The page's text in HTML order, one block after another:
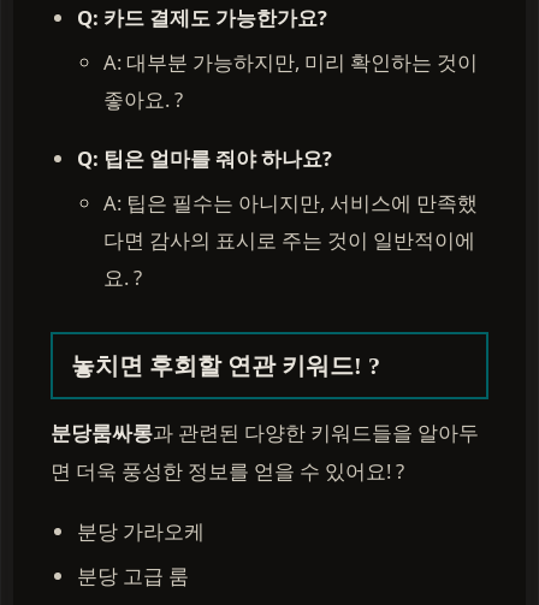
Q: 카드 결제도 가능한가요?
A: 대부분 가능하지만, 미리 확인하는 것이
좋아요. ?
Q: 팁은 얼마를 줘야 하나요?
A: 팁은 필수는 아니지만, 서비스에 만족했
다면 감사의 표시로 주는 것이 일반적이에
요. ?
놓치면 후회할 연관 키워드! ?
분당룸싸롱과 관련된 다양한 키워드들을 알아두
면 더욱 풍성한 정보를 얻을 수 있어요! ?
분당 가라오케
분당 고급 룸